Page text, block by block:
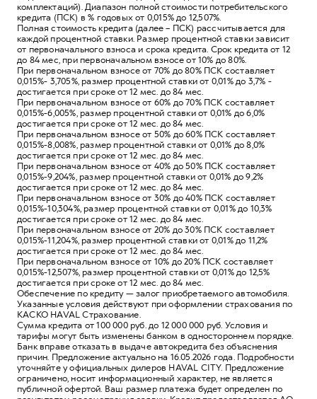
комплектаций). Диапазон полной стоимости потребительского
кредита (ПСК) в % годовых от 0,015% до 12,507%.
Полная стоимость кредита (далее – ПСК) рассчитывается для
каждой процентной ставки. Размер процентной ставки зависит
от первоначального взноса и срока кредита. Срок кредита от 12
до 84 мес, при первоначальном взносе от 10% до 80%.
При первоначальном взносе от 70% до 80% ПСК составляет
0,015%- 3,705%, размер процентной ставки от 0,01% до 3,7% -
достигается при сроке от 12 мес. до 84 мес.
При первоначальном взносе от 60% до 70% ПСК составляет
0,015%-6,005%, размер процентной ставки от 0,01% до 6,0%
достигается при сроке от 12 мес. до 84 мес.
При первоначальном взносе от 50% до 60% ПСК составляет
0,015%-8,008%, размер процентной ставки от 0,01% до 8,0%
достигается при сроке от 12 мес. до 84 мес.
При первоначальном взносе от 40% до 50% ПСК составляет
0,015%-9,204%, размер процентной ставки от 0,01% до 9,2%
достигается при сроке от 12 мес. до 84 мес.
При первоначальном взносе от 30% до 40% ПСК составляет
0,015%-10,304%, размер процентной ставки от 0,01% до 10,3%
достигается при сроке от 12 мес. до 84 мес.
При первоначальном взносе от 20% до 30% ПСК составляет
0,015%-11,204%, размер процентной ставки от 0,01% до 11,2%
достигается при сроке от 12 мес. до 84 мес.
При первоначальном взносе от 10% до 20% ПСК составляет
0,015%-12,507%, размер процентной ставки от 0,01% до 12,5%
достигается при сроке от 12 мес. до 84 мес.
Обеспечение по кредиту — залог приобретаемого автомобиля.
Указанные условия действуют при оформлении страхования по
КАСКО HAVAL Страхование.
Сумма кредита от 100 000 руб. до 12 000 000 руб. Условия и
тарифы могут быть изменены банком в одностороннем порядке.
Банк вправе отказать в выдаче автокредита без объяснения
причин. Предложение актуально на 16.05.2026 года. Подробности
уточняйте у официальных дилеров HAVAL CITY. Предложение
ограничено, носит информационный характер, не является
публичной офертой. Ваш размер платежа будет определен по